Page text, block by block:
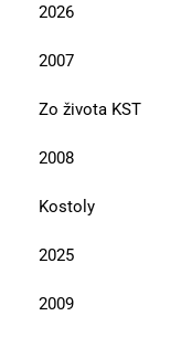
2026
2007
Zo života KST
2008
Kostoly
2025
2009